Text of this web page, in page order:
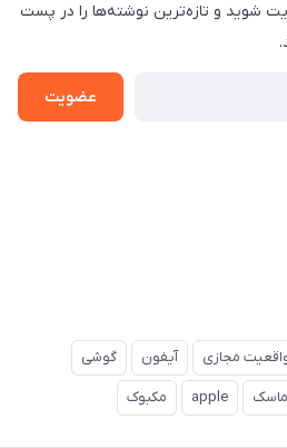
شوید و تازه‌ترین نوشته‌ها را در پست
عضویت
مجازی آیفون گوشی
ماسک apple مکبوک